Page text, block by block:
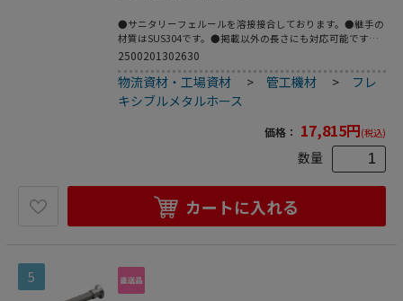
●サニタリーフェルールを溶接接合しております。●継手の
材質はSUS304です。●掲載以外の長さにも対応可能です。
●配管の心合わせに。●繰返し発生する機械的変位の吸収
1.25S●全長(mm)：1000●フェルールサイズ：1.25S●最高
使用圧力(MPa)：1.0●使用温度範囲(℃)：80●接続方式：サ
ニタリーフェルール●適合流体：水、油、空気、ガス、等
(腐食性流体を除く)●最高使用圧力：1MPa●使用温度範
囲：0～80℃●接続：サニタリーフェルール●フレキ部：ス
テンレス(SUS304)●継手部：ステンレス(SUS304)
2500201302630
物流資材・工場資材 >管工機材 > フレ
キシブルメタルホース
価格： 17,815円(税込)
数量
カートに入れる
5